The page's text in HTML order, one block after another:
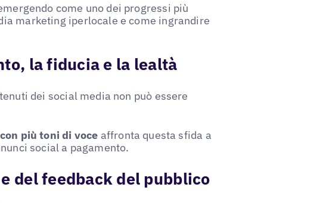
come uno dei progressi più
marketing iperlocale e come ingrandire
la fiducia e la lealtà
dei social media non può essere
più toni di voce affronta questa sfida a
social a pagamento.
del feedback del pubblico